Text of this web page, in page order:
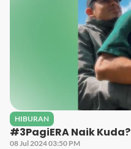
HIBURAN
#3PagiERA Naik Kuda?
08 Jul 2024 03:50 PM